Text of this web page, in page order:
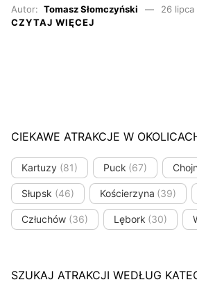
Autor: Tomasz Słomczyński
26 lipca
CZYTAJ WIĘCEJ
CIEKAWE ATRAKCJE W
Kartuzy (81) Puck (67)
Słupsk (46) Kościerzyna (39)
Człuchów (36) Lębork (30)
SZUKAJ ATRAKCJI WEDŁUG